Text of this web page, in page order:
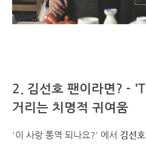
2. 김선호 팬이라면? -
거리는 치명적 귀여움
'이 사랑 통역 되나요?' 에서 김선호